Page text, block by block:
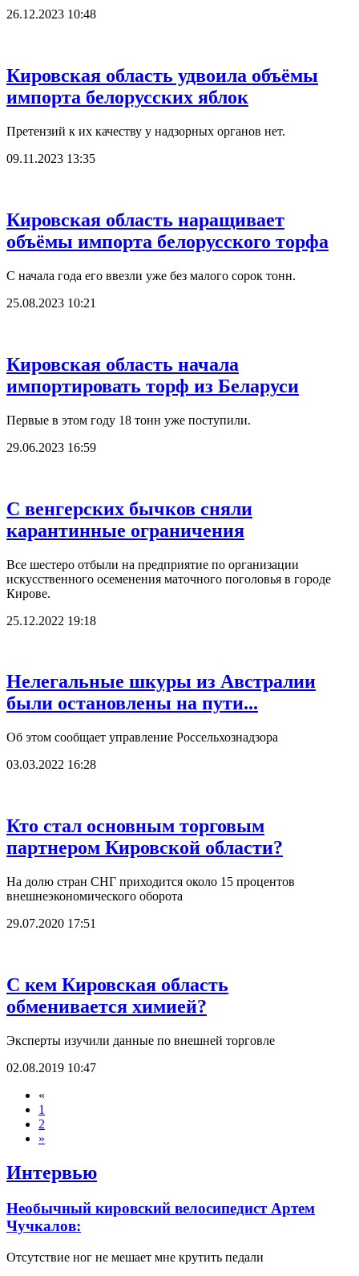
26.12.2023 10:48
Кировская область удвоила объёмы
импорта белорусских яблок
Претензий к их качеству у надзорных органов нет.
09.11.2023 13:35
Кировская область наращивает
объёмы импорта белорусского торфа
С начала года его ввезли уже без малого сорок тонн.
25.08.2023 10:21
Кировская область начала
импортировать торф из Беларуси
Первые в этом году 18 тонн уже поступили.
29.06.2023 16:59
С венгерских бычков сняли
карантинные ограничения
Все шестеро отбыли на предприятие по организации
искусственного осеменения маточного поголовья в городе
Кирове.
25.12.2022 19:18
Нелегальные шкуры из Австралии
были остановлены на пути...
Об этом сообщает управление Россельхознадзора
03.03.2022 16:28
Кто стал основным торговым
партнером Кировской области?
На долю стран СНГ приходится около 15 процентов
внешнеэкономического оборота
29.07.2020 17:51
С кем Кировская область
обменивается химией?
Эксперты изучили данные по внешней торговле
02.08.2019 10:47
«
1
2
»
Интервью
Необычный кировский велосипедист Артем
Чучкалов:
Отсутствие ног не мешает мне крутить педали